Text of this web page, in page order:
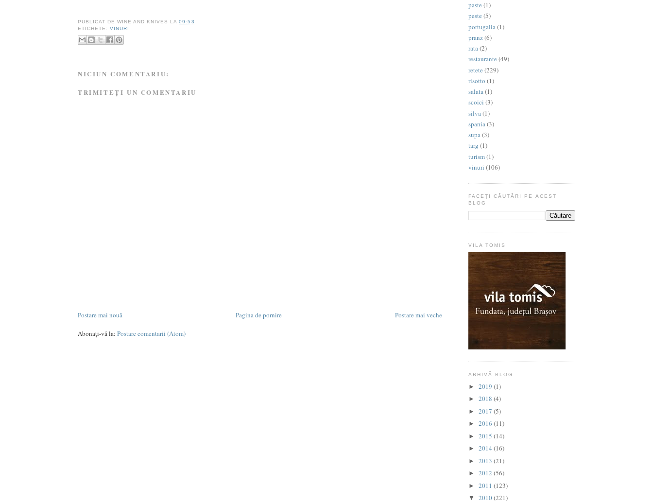
PUBLICAT DEWINE AND KNIVES LA09:53
ETICHETE:VINURI
NICIUN COMENTARIU:
TRIMITEȚI UN COMENTARIU
Postare mai nouă Postare mai veche
Pagina de pornire
Abonați-vă la: Postare comentarii (Atom)
paste (1)
peste (5)
portugalia (1)
pranz(6)
rata(2)
restaurante (49)
retete (229)
risotto (1)
salata(1)
scoici (3)
silva (1)
spania(3)
supa(3)
targ (1)
turism(1)
vinuri (106)
FACEȚI CĂUTĂRI PE ACEST
BLOG
VILA TOMIS
ARHIVĂ BLOG
► 2019 (1)
► 2018 (4)
► 2017 (5)
► 2016 (11)
► 2015 (14)
► 2014 (16)
► 2013 (21)
► 2012 (56)
► 2011 (123)
▼ 2010(221)